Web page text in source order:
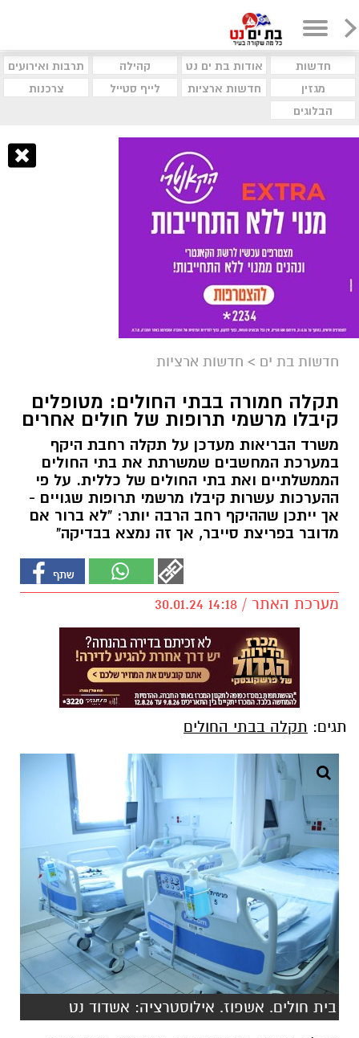
חדשות אודות בת ים נט קהילה
תרבות ואירועים
מגזין
חדשות ארציות לייף סטייל
צרכנות
הבלוגים
חדשות בת ים > חדשות ארציות
תקלה חמורה בבתי החולים: מטופלים
קיבלו מרשמי תרופות של חולים אחרים
משרד הבריאות מעדכן על תקלה רחבת היקף
במערכת המחשבים שמשרתת את בתי החולים
הממשלתיים ואת בתי החולים של כללית. על פי
ההערכות עשרות קיבלו מרשמי תרופות שגויים -
אך ייתכן שההיקף רחב הרבה יותר: "לא ברור אם
מדובר בפריצת סייבר, אך זה נמצא בבדיקה"
מערכת האתר / 14:18 30.01.24
תגים: תקלה בבתי החולים
בית חולים. אשפוז. אילוסטרציה: אשדוד נט